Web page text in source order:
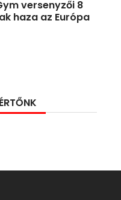
versenyzői 8
haza az Európa